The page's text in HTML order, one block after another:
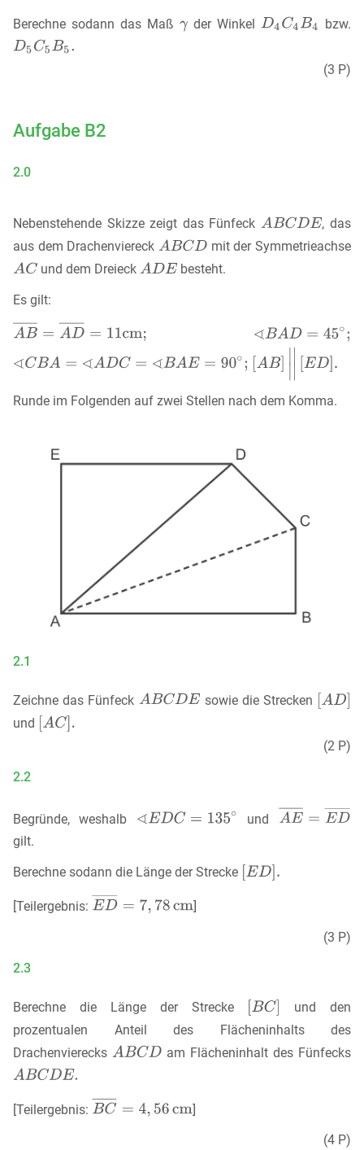
Berechne sodann das Maß
der Winkel bzw.
(3 P)
Aufgabe B2
2.0
Nebenstehende Skizze zeigt das Fünfeck
, das
aus dem Drachenviereck
mit der Symmetrieachse
und dem Dreieck
besteht.
Es gilt:
Runde im Folgenden auf zwei Stellen nach dem Komma.
2.1
Zeichne das Fünfeck
sowie die Strecken
und
(2 P)
2.2
Begründe, weshalb
und
gilt.
Berechne sodann die Länge der Strecke
[Teilergebnis:
]
(3 P)
2.3
Berechne die Länge der Strecke
und den
prozentualen Anteil des Flächeninhalts des
Drachenvierecks
am Flächeninhalt des Fünfecks
[Teilergebnis:
]
(4 P)